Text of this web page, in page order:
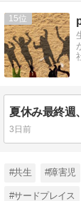
15
夏休み最終週
3日前
#共生 #障害児
#サードプレイス